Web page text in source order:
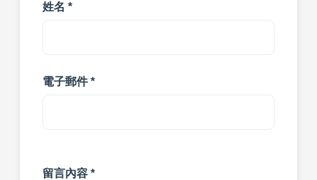
姓名 *
電子郵件 *
留言內容 *